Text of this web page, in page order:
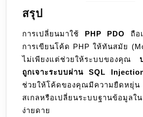
สรุป
การเปลี่ยนมาใช้ PHP PDO
ถือ
การเขียนโค้ด PHP ให้ทันสมัย
ไม่เพียงแต่ช่วยให้ระบบของคุณ
ถูกเจาะระบบผ่าน SQL
ช่วยให้โค้ดของคุณมีความยืดหยุ่น
สเกลหรือเปลี่ยนระบบฐานข้อมูลใ
ง่ายดาย